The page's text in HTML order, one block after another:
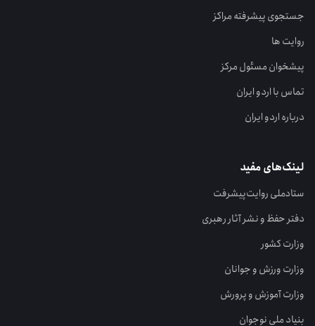
جستجوی پیشرفته مراکز
روایت ها
پیشخوان مسئول مرکز
تماس با اردو ایران
درباره اردو ایران
لینک‌های مفید
ستاد‌ملی روایت‌پیشرفت
دفتر حفظ و نشر آثار رهبری
وزارت کشور
وزارت ورزش و جوانان
وزارت آموزش و پرورش
بنیاد ملی نوجوان